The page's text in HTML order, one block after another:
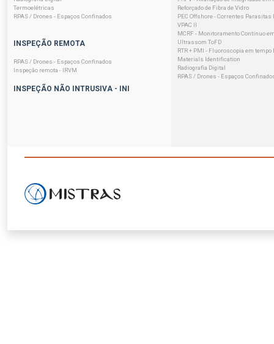
Termoelétricas
RPAS / Drones - Espaços Confinados
INSPEÇÃO REMOTA
RPAS / Drones - Espaços Confinados
Inspeção remota - IRVM
INSPEÇÃO NÃO INTRUSIVA - INI
Reforçado de Fibra de Vidro
PEC Offshore - Correntes Parasitas
VPAC II
MCRF - Monitoramento Contínuo
Ultrassom ToFD
RTR + PMI - Fluoroscopia em tempo
Materials Identification
Radiografia Digital
RPAS / Drones - Espaços